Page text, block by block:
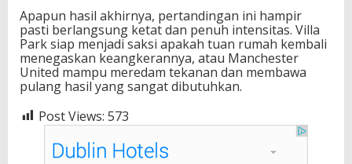
Apapun hasil akhirnya, pertandingan ini hampir
pasti berlangsung ketat dan penuh intensitas. Villa
Park siap menjadi saksi apakah tuan rumah kembali
menegaskan keangkerannya, atau Manchester
United mampu meredam tekanan dan membawa
pulang hasil yang sangat dibutuhkan.
Post Views: 573